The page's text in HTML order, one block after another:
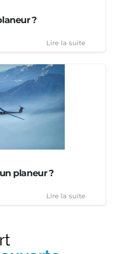
?
Lire la suite
planeur ?
Lire la suite